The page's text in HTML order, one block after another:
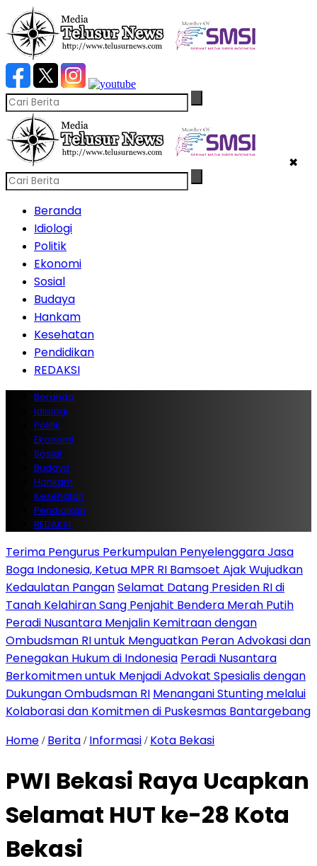
✖
Beranda
Idiologi
Politik
Ekonomi
Sosial
Budaya
Hankam
Kesehatan
Pendidikan
REDAKSI
Beranda
Idiologi
Politik
Ekonomi
Sosial
Budaya
Hankam
Kesehatan
Pendidikan
REDAKSI
Terima Pengurus Perkumpulan Penyelenggara Jasa
Boga Indonesia, Ketua MPR RI Bamsoet Ajak Wujudkan
Kedaulatan PanganSelamat Datang Presiden RI di
Tanah Kelahiran Sang Penjahit Bendera Merah Putih
Peradi Nusantara Menjalin Kemitraan dengan
Ombudsman RI untuk Menguatkan Peran Advokasi dan
Penegakan Hukum di Indonesia Peradi Nusantara
Berkomitmen untuk Menjadi Advokat Spesialis dengan
Dukungan Ombudsman RI Menangani Stunting melalui
Kolaborasi dan Komitmen di Puskesmas Bantargebang
Home / Berita / Informasi / Kota Bekasi
PWI Bekasi Raya Ucapkan
Selamat HUT ke-28 Kota
Bekasi